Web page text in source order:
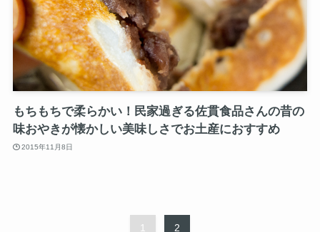
もちもちで柔らかい！民家過ぎる佐貫食品さんの昔の
味おやきが懐かしい美味しさでお土産におすすめ
2015年11月8日
1 2